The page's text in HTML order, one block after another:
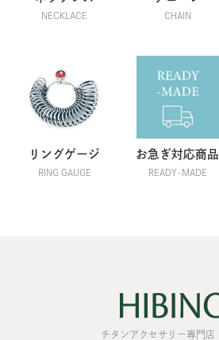
NECKLACE CHAIN
リングゲージ
RING GAUGE
お急ぎ対応商品
READY-MADE
チタンアクセサリー専門店